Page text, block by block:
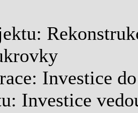
Investice
Investice